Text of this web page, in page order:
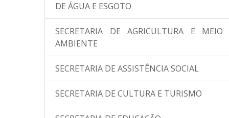
DE ÁGUA E ESGOTO
SECRETARIA DE AGRICULTURA E MEIO
AMBIENTE
SECRETARIA DE ASSISTÊNCIA SOCIAL
SECRETARIA DE CULTURA E TURISMO